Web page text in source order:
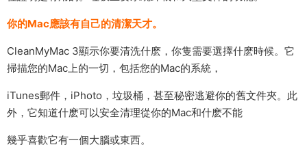
你的Mac應該有自己的清潔天才。
CleanMyMac 3顯示你要清洗什麽，你隻需要選擇什麽時候。它
掃描您的Mac上的一切，包括您的Mac的系統，
iTunes郵件，iPhoto，垃圾桶，甚至秘密逃避你的舊文件夾。此
外，它知道什麽可以安全清理從你的Mac和什麽不能
幾乎喜歡它有一個大腦或東西。